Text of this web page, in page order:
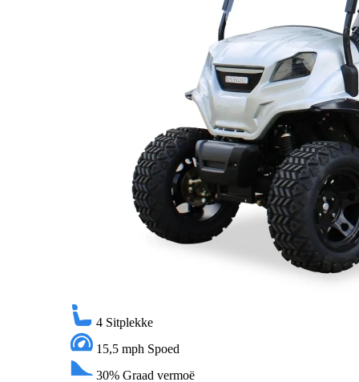
4 Sitplekke
15,5 mph Spoed
30% Graad vermoë